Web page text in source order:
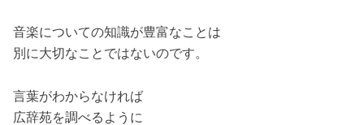
音楽についての知識が豊富なことは
別に大切なことではないのです。
言葉がわからなければ
広辞苑を調べるように